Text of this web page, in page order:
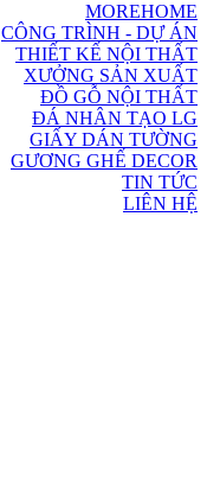
MOREHOME
CÔNG TRÌNH - DỰ ÁN
THIẾT KẾ NỘI THẤT
XƯỞNG SẢN XUẤT
ĐỒ GỖ NỘI THẤT
ĐÁ NHÂN TẠO LG
GIẤY DÁN TƯỜNG
GƯƠNG GHẾ DECOR
TIN TỨC
LIÊN HỆ